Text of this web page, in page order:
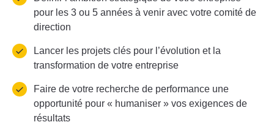
pour les 3 ou 5 années à venir avec votre comité de
direction
Lancer les projets clés pour l’évolution et la
transformation de votre entreprise
Faire de votre recherche de performance une
opportunité pour « humaniser » vos exigences de
résultats